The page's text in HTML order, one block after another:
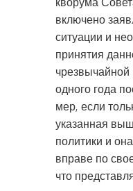
включено
ситуации и
принятия
чрезвычайной
одного года
мер, если
указанная
политики и
вправе по
что